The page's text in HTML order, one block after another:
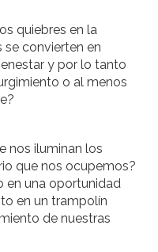
quiebres en la
convierten en
y por lo tanto
o al menos
nos iluminan los
que nos ocupemos?
en una oportunidad
en un trampolín
de nuestras